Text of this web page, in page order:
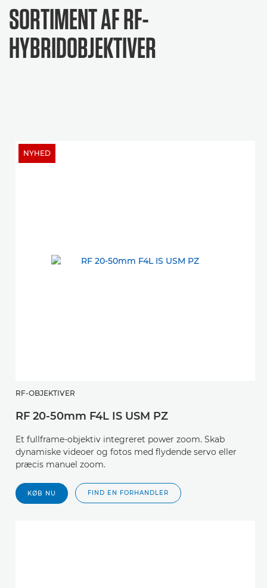
SORTIMENT AF RF-
HYBRIDOBJEKTIVER
NYHED
RF-OBJEKTIVER
RF 20-50mm F4L IS USM PZ
Et fullframe-objektiv integreret power zoom. Skab
dynamiske videoer og fotos med flydende servo eller
præcis manuel zoom.
KØB NU FIND EN FORHANDLER